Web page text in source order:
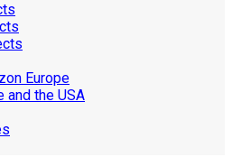
Europe
and the USA